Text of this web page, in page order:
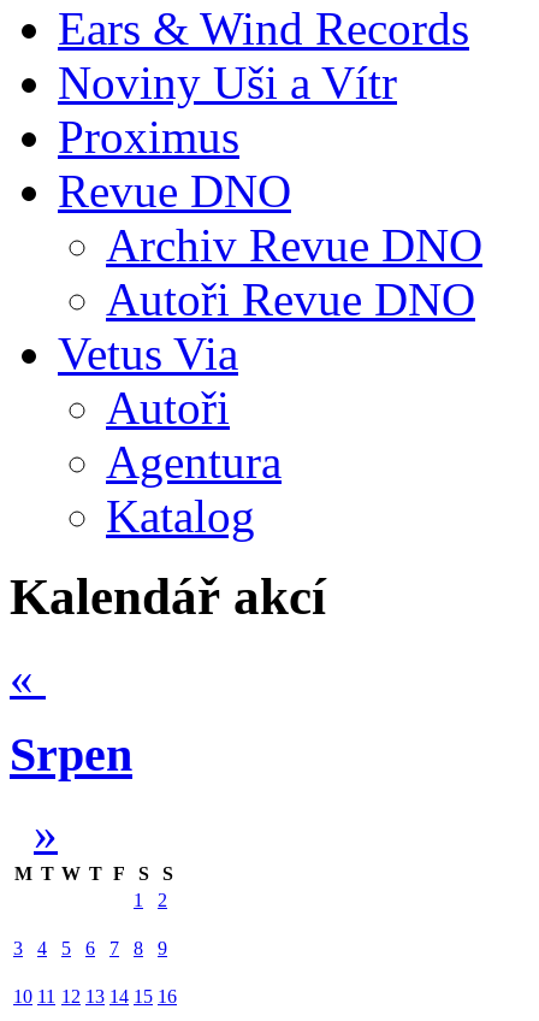
Ears & Wind Records
Noviny Uši a Vítr
Proximus
Revue DNO
Archiv Revue DNO
Autoři Revue DNO
Vetus Via
Autoři
Agentura
Katalog
Kalendář akcí
«
Srpen
»
M T W T F S
S
1
2
3 4 5 6 7 8 9
10 11 12 13 14 15 16